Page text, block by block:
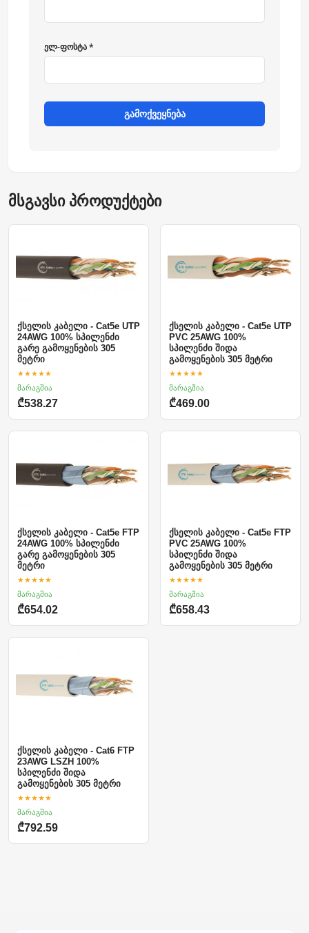
ელ-ფოსტა *
გამოქვეყნება
მსგავსი პროდუქტები
ქსელის კაბელი - Cat5e UTP
24AWG 100% სპილენძი
გარე გამოყენების 305
მეტრი
★★★★★
მარაგშია
₾538.27
ქსელის კაბელი - Cat5e UTP
PVC 25AWG 100%
სპილენძი შიდა
გამოყენების 305 მეტრი
★★★★★
მარაგშია
₾469.00
ქსელის კაბელი - Cat5e FTP
24AWG 100% სპილენძი
გარე გამოყენების 305
მეტრი
★★★★★
მარაგშია
₾654.02
ქსელის კაბელი - Cat5e FTP
PVC 25AWG 100%
სპილენძი შიდა
გამოყენების 305 მეტრი
★★★★★
მარაგშია
₾658.43
ქსელის კაბელი - Cat6 FTP
23AWG LSZH 100%
სპილენძი შიდა
გამოყენების 305 მეტრი
★★★★★
მარაგშია
₾792.59